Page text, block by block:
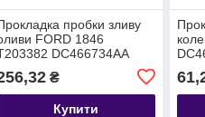
пробки зливу
FORD 1846
DC466734AA
₴
Купити